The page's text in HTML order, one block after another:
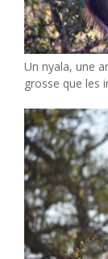
Un nyala, une
grosse que les